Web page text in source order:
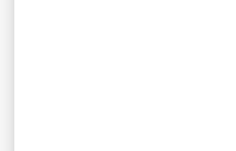
Adressez-vous à votre
pharmacien avant
SANDOZ CONSEIL 5 %,
application cutanée. En
cardiaques mêmes
nécessaire de consulter
première utilisation de